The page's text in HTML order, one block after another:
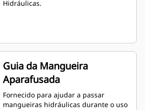
Hidráulicas.
Guia da Mangueira
Aparafusada
Fornecido para ajudar a passar
mangueiras hidráulicas durante o uso